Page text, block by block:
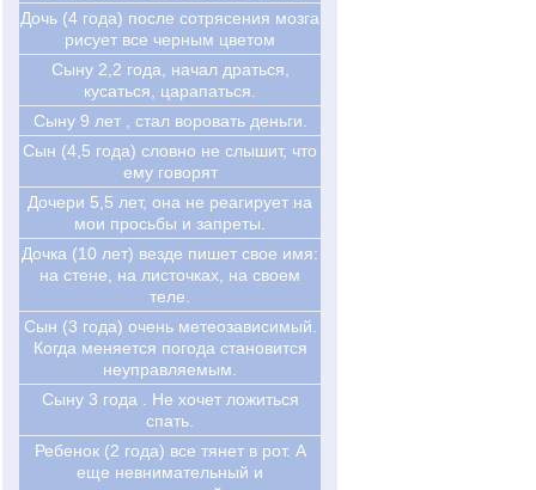
Дочь (4 года) после сотрясения мозга
рисует все черным цветом
Сыну 2,2 года, начал драться,
кусаться, царапаться.
Сыну 9 лет , стал воровать деньги.
Сын (4,5 года) словно не слышит, что
ему говорят
Дочери 5,5 лет, она не реагирует на
мои просьбы и запреты.
Дочка (10 лет) везде пишет свое имя:
на стене, на листочках, на своем
теле.
Сын (3 года) очень метеозависимый.
Когда меняется погода становится
неуправляемым.
Сыну 3 года . Не хочет ложиться
спать.
Ребенок (2 года) все тянет в рот. А
еще невнимательный и